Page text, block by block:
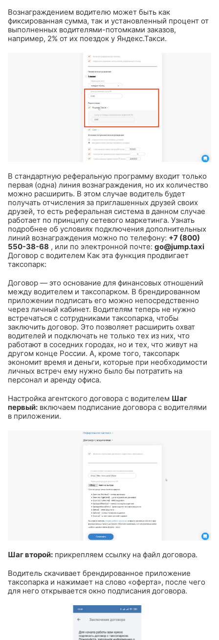
Вознаграждением водителю может быть как
фиксированная сумма, так и установленный процент от
выполненных водителями-потомками заказов,
например, 2% от их поездок у Яндекс.Такси.
В стандартную реферальную программу входит только
первая (одна) линия вознаграждения, но их количество
можно расширить. В этом случае водитель будет
получать отчисления за приглашенных друзей своих
друзей, то есть реферальная система в данном случае
работает по принципу сетевого маркетинга. Узнать
подробнее об условиях подключения дополнительных
линий вознаграждения можно по телефону: +7 (800)
550-38-68 , или по электронной почте: go@jump.taxi
Договор с водителем Как эта функция продвигает
таксопарк:
Договор — это основание для финансовых отношений
между водителем и таксопарком. В брендированном
приложении подписать его можно непосредственно
через личный кабинет. Водителям теперь не нужно
встречаться с сотрудниками таксопарка, чтобы
заключить договор. Это позволяет расширить охват
водителей и подключать не только тех из них, что
работают в соседних городах, но и тех, что живут на
другом конце России. А, кроме того, таксопарк
экономит время и деньги, которые при необходимости
личных встреч ему нужно было бы потратить на
персонал и аренду офиса.
Настройка агентского договора с водителем Шаг
первый: включаем подписание договора с водителями
в приложении.
Шаг второй: прикрепляем ссылку на файл договора.
Водитель скачивает брендированное приложение
таксопарка и нажимает на слово «оферта», после чего
для него открывается окно подписания договора.